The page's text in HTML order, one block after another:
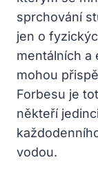
sprchování
jen o
mentálních a
mohou
Forbesu​ je
někteří
vodou.